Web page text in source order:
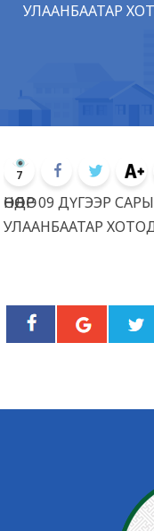
УЛААНБААТАР
7
ӨНӨӨДӨР 09 ДҮГЭЭР
УЛААНБААТАР